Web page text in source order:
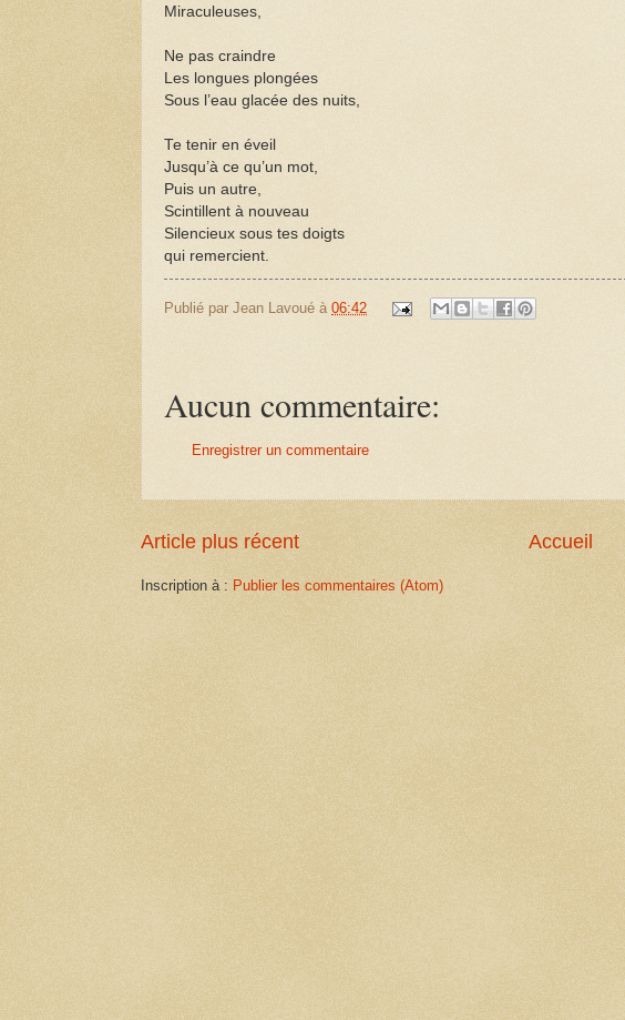
Miraculeuses,
Ne pas craindre
Les longues plongées
Sous l’eau glacée des nuits,
Te tenir en éveil
Jusqu’à ce qu’un mot,
Puis un autre,
Scintillent à nouveau
Silencieux sous tes doigts
qui remercient.
Publié par Jean Lavoué à 06:42
Aucun commentaire:
Enregistrer un commentaire
Article plus récent Accueil
Inscription à : Publier les commentaires (Atom)